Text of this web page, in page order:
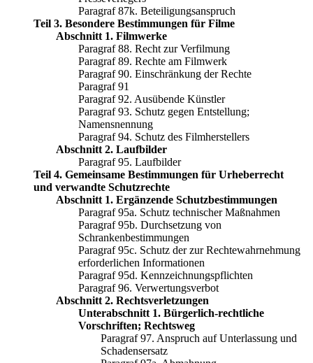
Paragraf 87k. Beteiligungsanspruch
Teil 3. Besondere Bestimmungen für Filme
Abschnitt 1. Filmwerke
Paragraf 88. Recht zur Verfilmung
Paragraf 89. Rechte am Filmwerk
Paragraf 90. Einschränkung der Rechte
Paragraf 91
Paragraf 92. Ausübende Künstler
Paragraf 93. Schutz gegen Entstellung;
Namensnennung
Paragraf 94. Schutz des Filmherstellers
Abschnitt 2. Laufbilder
Paragraf 95. Laufbilder
Teil 4. Gemeinsame Bestimmungen für Urheberrecht
und verwandte Schutzrechte
Abschnitt 1. Ergänzende Schutzbestimmungen
Paragraf 95a. Schutz technischer Maßnahmen
Paragraf 95b. Durchsetzung von
Schrankenbestimmungen
Paragraf 95c. Schutz der zur Rechtewahrnehmung
erforderlichen Informationen
Paragraf 95d. Kennzeichnungspflichten
Paragraf 96. Verwertungsverbot
Abschnitt 2. Rechtsverletzungen
Unterabschnitt 1. Bürgerlich-rechtliche
Vorschriften; Rechtsweg
Paragraf 97. Anspruch auf Unterlassung und
Schadensersatz